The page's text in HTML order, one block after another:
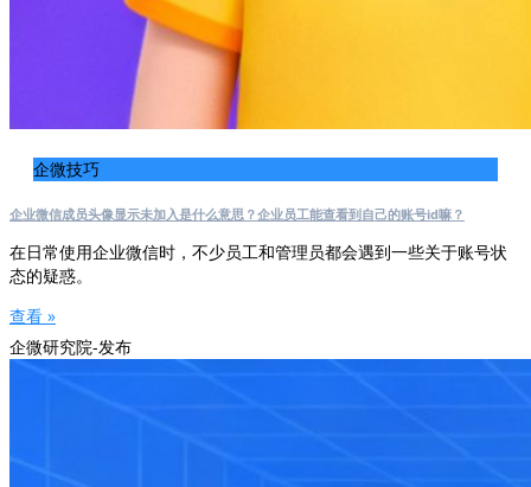
企微技巧
企业微信成员头像显示未加入是什么意思？企业员工能查看到自己的账号id嘛？
在日常使用企业微信时，不少员工和管理员都会遇到一些关于账号状
态的疑惑。
查看 »
企微研究院-发布